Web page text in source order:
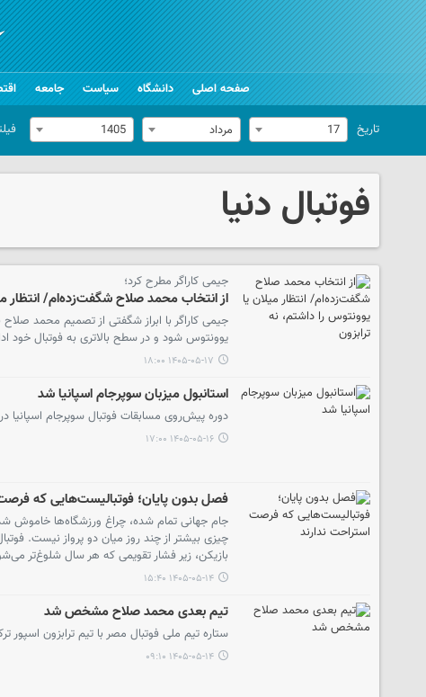
صفحه اصلی دانشگاه سیاست جامعه
تاریخ 17 مرداد 1405
فوتبال دنیا
جیمی کاراگر مطرح کرد؛
از انتخاب محمد صلاح شگفت‌زده‌ام/ انتظار
جیمی کاراگر با ابراز شگفتی از تصمیم محمد
یوونتوس شود و در سطح بالاتری به فوتبال خود
۱۴۰۵-۰۵-۱۷ ۱۸:۰۰
استانبول میزبان سوپرجام اسپانیا شد
دوره پیش‌روی مسابقات فوتبال سوپرجام اسپانیا
۱۴۰۵-۰۵-۱۶ ۱۷:۰۰
فصل بدون پایان؛ فوتبالیست‌هایی که
جام جهانی تمام شده، چراغ ورزشگاه‌ها خاموش
چیزی بیشتر از چند روز میان دو پرواز نیست.
بازیکن، زیر فشار تقویمی که هر سال شلوغ‌تر
۱۴۰۵-۰۵-۱۴ ۱۵:۴۰
تیم بعدی محمد صلاح مشخص شد
ستاره تیم ملی فوتبال مصر با تیم ترابزون
۱۴۰۵-۰۵-۱۴ ۰۹:۱۰